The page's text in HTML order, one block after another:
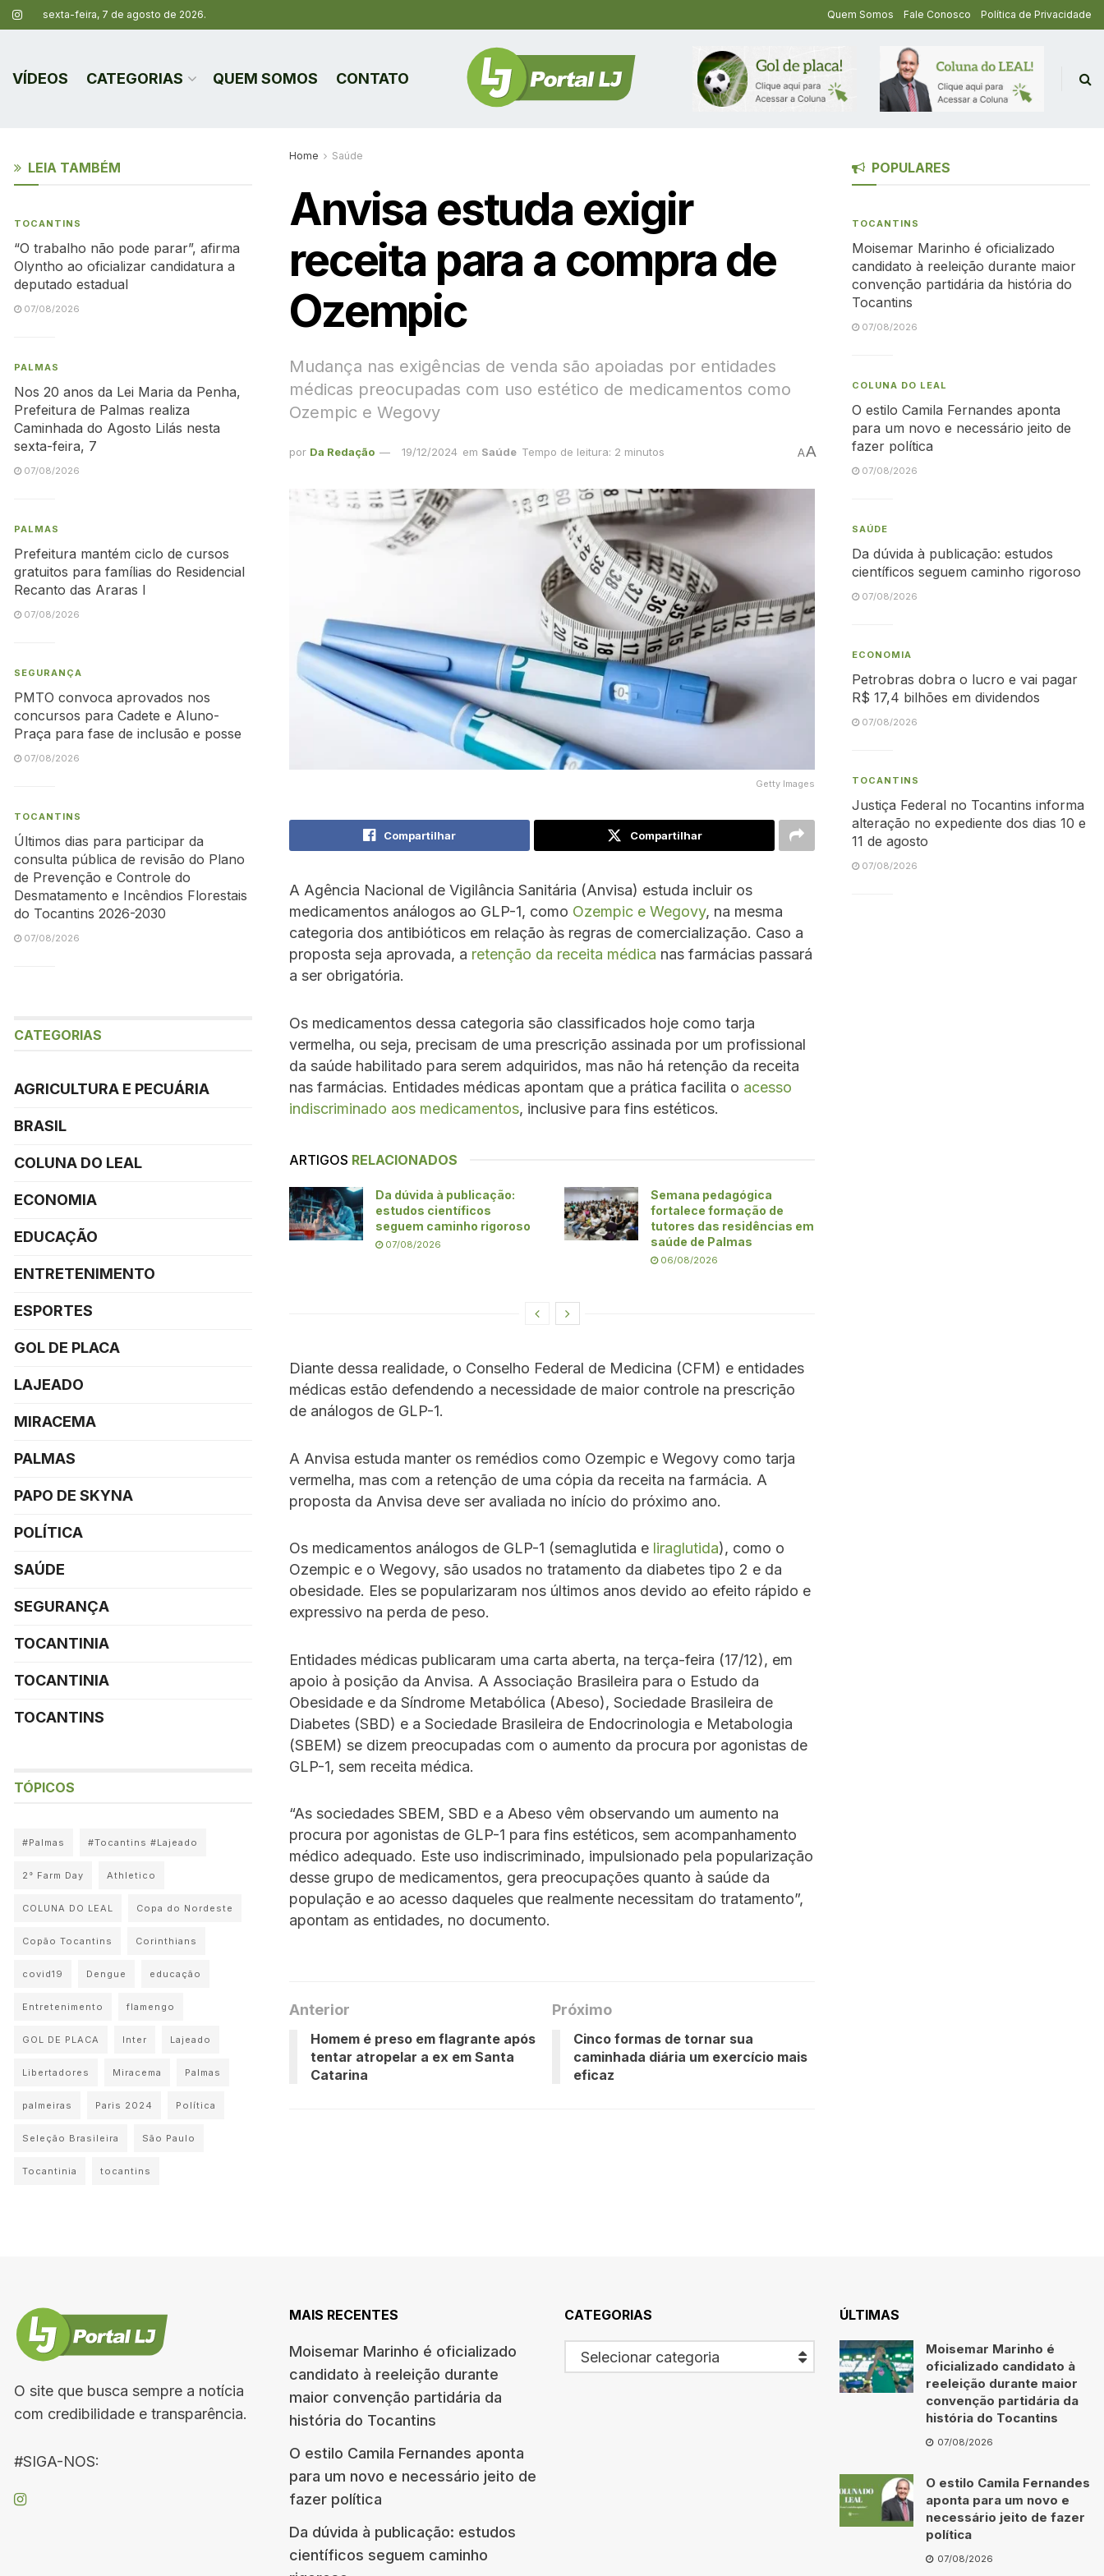
sexta-feira, 7 de agosto de 2026. Quem Somos Fale Conosco Política de Privacidade
VÍDEOS CATEGORIAS QUEM SOMOS CONTATO
Home Saúde
Anvisa estuda exigir
receita para a compra de
Ozempic
Mudança nas exigências de venda são apoiadas por entidades
médicas preocupadas com uso estético de medicamentos como
Ozempic e Wegovy
por Da Redação 19/12/2024 em Saúde Tempo de leitura: 2 minutos AA
Getty Images
Compartilhar Compartilhar
A Agência Nacional de Vigilância Sanitária (Anvisa) estuda incluir os
medicamentos análogos ao GLP-1, como Ozempic e Wegovy, na mesma
categoria dos antibióticos em relação às regras de comercialização. Caso a
proposta seja aprovada, a retenção da receita médica nas farmácias passará
a ser obrigatória.
Os medicamentos dessa categoria são classificados hoje como tarja
vermelha, ou seja, precisam de uma prescrição assinada por um profissional
da saúde habilitado para serem adquiridos, mas não há retenção da receita
nas farmácias. Entidades médicas apontam que a prática facilita o acesso
indiscriminado aos medicamentos, inclusive para fins estéticos.
ARTIGOS RELACIONADOS
Da dúvida à publicação:
estudos científicos
seguem caminho rigoroso
07/08/2026
Semana pedagógica
fortalece formação de
tutores das residências em
saúde de Palmas
06/08/2026
Diante dessa realidade, o Conselho Federal de Medicina (CFM) e entidades
médicas estão defendendo a necessidade de maior controle na prescrição
de análogos de GLP-1.
A Anvisa estuda manter os remédios como Ozempic e Wegovy como tarja
vermelha, mas com a retenção de uma cópia da receita na farmácia. A
proposta da Anvisa deve ser avaliada no início do próximo ano.
Os medicamentos análogos de GLP-1 (semaglutida e liraglutida), como o
Ozempic e o Wegovy, são usados no tratamento da diabetes tipo 2 e da
obesidade. Eles se popularizaram nos últimos anos devido ao efeito rápido e
expressivo na perda de peso.
Entidades médicas publicaram uma carta aberta, na terça-feira (17/12), em
apoio à posição da Anvisa. A Associação Brasileira para o Estudo da
Obesidade e da Síndrome Metabólica (Abeso), Sociedade Brasileira de
Diabetes (SBD) e a Sociedade Brasileira de Endocrinologia e Metabologia
(SBEM) se dizem preocupadas com o aumento da procura por agonistas de
GLP-1, sem receita médica.
“As sociedades SBEM, SBD e a Abeso vêm observando um aumento na
procura por agonistas de GLP-1 para fins estéticos, sem acompanhamento
médico adequado. Este uso indiscriminado, impulsionado pela popularização
desse grupo de medicamentos, gera preocupações quanto à saúde da
população e ao acesso daqueles que realmente necessitam do tratamento”,
apontam as entidades, no documento.
Anterior
Homem é preso em flagrante após
tentar atropelar a ex em Santa
Catarina
Próximo
Cinco formas de tornar sua
caminhada diária um exercício mais
eficaz
LEIA TAMBÉM
TOCANTINS
“O trabalho não pode parar”, afirma
Olyntho ao oficializar candidatura a
deputado estadual
07/08/2026
PALMAS
Nos 20 anos da Lei Maria da Penha,
Prefeitura de Palmas realiza
Caminhada do Agosto Lilás nesta
sexta-feira, 7
07/08/2026
PALMAS
Prefeitura mantém ciclo de cursos
gratuitos para famílias do Residencial
Recanto das Araras I
07/08/2026
SEGURANÇA
PMTO convoca aprovados nos
concursos para Cadete e Aluno-
Praça para fase de inclusão e posse
07/08/2026
TOCANTINS
Últimos dias para participar da
consulta pública de revisão do Plano
de Prevenção e Controle do
Desmatamento e Incêndios Florestais
do Tocantins 2026-2030
07/08/2026
CATEGORIAS
AGRICULTURA E PECUÁRIA
BRASIL
COLUNA DO LEAL
ECONOMIA
EDUCAÇÃO
ENTRETENIMENTO
ESPORTES
GOL DE PLACA
LAJEADO
MIRACEMA
PALMAS
PAPO DE SKYNA
POLÍTICA
SAÚDE
SEGURANÇA
TOCANTINIA
TOCANTINIA
TOCANTINS
TÓPICOS
#Palmas #Tocantins #Lajeado
2° Farm Day Athletico
COLUNA DO LEAL Copa do Nordeste
Copão Tocantins Corinthians
covid19 Dengue educação
Entretenimento flamengo
GOL DE PLACA Inter Lajeado
Libertadores Miracema Palmas
palmeiras Paris 2024 Política
Seleção Brasileira São Paulo
Tocantinia tocantins
POPULARES
TOCANTINS
Moisemar Marinho é oficializado
candidato à reeleição durante maior
convenção partidária da história do
Tocantins
07/08/2026
COLUNA DO LEAL
O estilo Camila Fernandes aponta
para um novo e necessário jeito de
fazer política
07/08/2026
SAÚDE
Da dúvida à publicação: estudos
científicos seguem caminho rigoroso
07/08/2026
ECONOMIA
Petrobras dobra o lucro e vai pagar
R$ 17,4 bilhões em dividendos
07/08/2026
TOCANTINS
Justiça Federal no Tocantins informa
alteração no expediente dos dias 10 e
11 de agosto
07/08/2026
O site que busca sempre a notícia
com credibilidade e transparência.
#SIGA-NOS:
MAIS RECENTES
Moisemar Marinho é oficializado
candidato à reeleição durante
maior convenção partidária da
história do Tocantins
O estilo Camila Fernandes aponta
para um novo e necessário jeito de
fazer política
Da dúvida à publicação: estudos
científicos seguem caminho
CATEGORIAS
Selecionar categoria
ÚLTIMAS
Moisemar Marinho é
oficializado candidato à
reeleição durante maior
convenção partidária da
história do Tocantins
07/08/2026
O estilo Camila Fernandes
aponta para um novo e
necessário jeito de fazer
política
07/08/2026